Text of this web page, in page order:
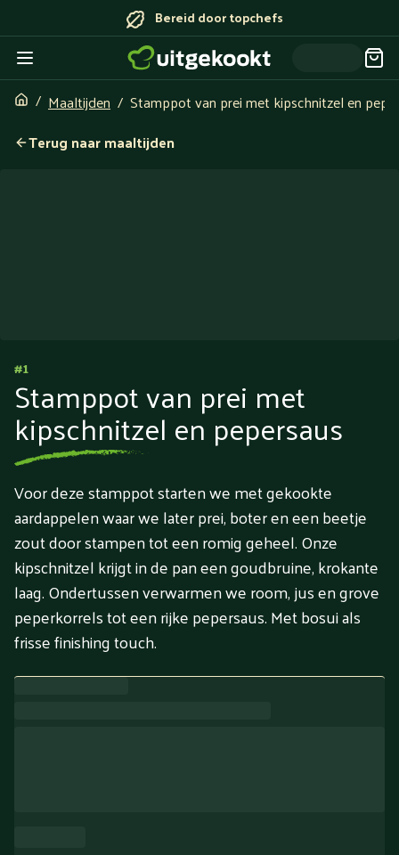
Bereid door topchefs
Maaltijden
Stamppot van prei met kipschnitzel en
Terug naar maaltijden
#1
Stamppot van prei met
kipschnitzel en pepersaus
Voor deze stamppot starten we met gekookte
aardappelen waar we later prei, boter en een beetje
zout door stampen tot een romig geheel. Onze
kipschnitzel krijgt in de pan een goudbruine, krokante
laag. Ondertussen verwarmen we room, jus en grove
peperkorrels tot een rijke pepersaus. Met bosui als
frisse finishing touch.